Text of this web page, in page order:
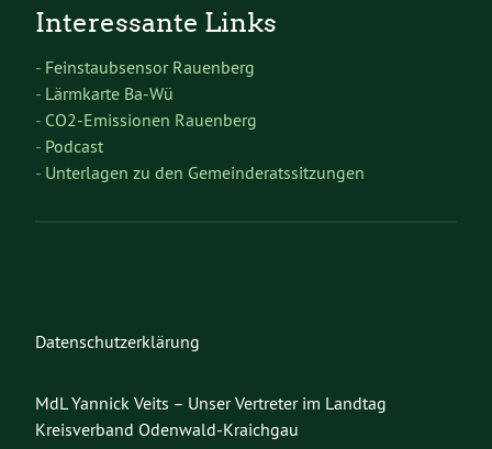
Interessante Links
- Feinstaubsensor Rauenberg
- Lärmkarte Ba-Wü
- CO2-Emissionen Rauenberg
- Podcast
- Unterlagen zu den Gemeinderatssitzungen
Datenschutzerklärung
MdL Yannick Veits – Unser Vertreter im Landtag
Kreisverband Odenwald-Kraichgau